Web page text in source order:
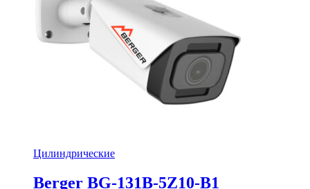
Цилиндрические
Berger BG-131B-5Z10-B1